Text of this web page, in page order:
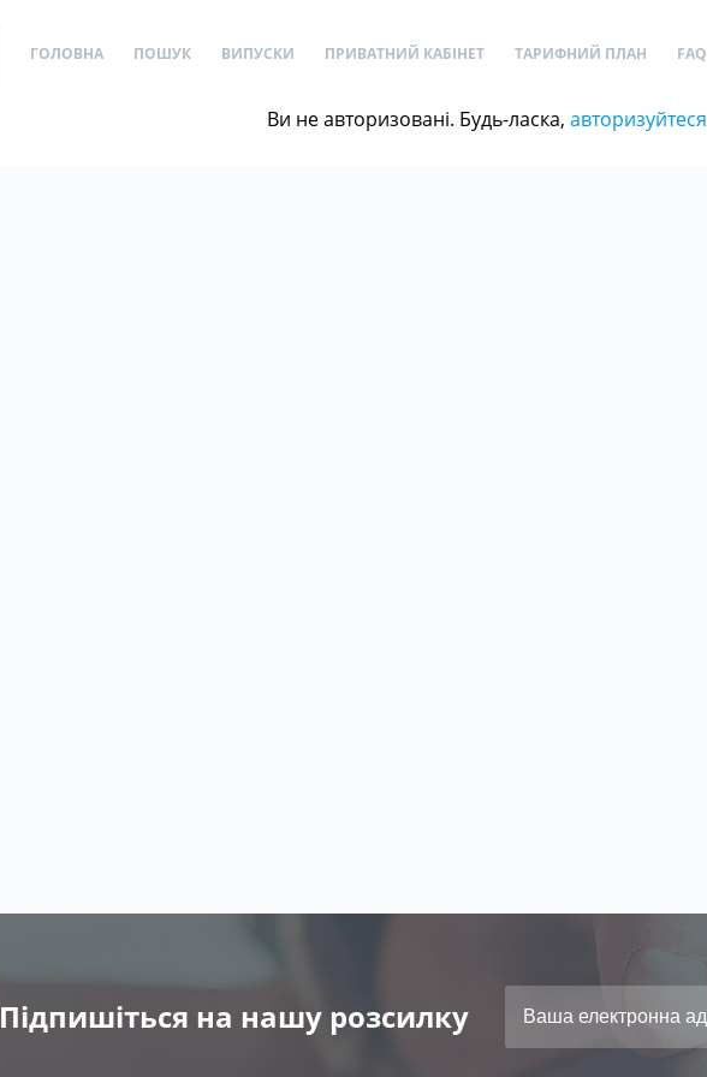
ГОЛОВНА ПОШУК ВИПУСКИ ПРИВАТНИЙ КАБІНЕТ ТАРИФНИЙ ПЛАН FAQ
Ви не авторизовані. Будь-ласка, авторизуйтеся
Підпишіться на нашу розсилку